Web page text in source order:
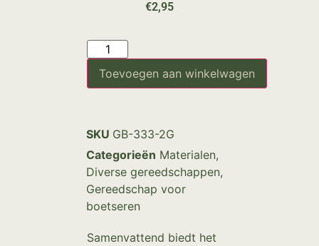
€2,95
Toevoegen aan winkelwagen
SKU GB-333-2G
Categorieën Materialen,
Diverse gereedschappen,
Gereedschap voor
boetseren
Samenvattend biedt het